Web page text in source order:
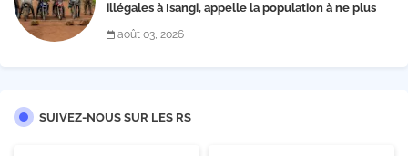
illégales à Isangi, appelle la population à ne plus
août 03, 2026
SUIVEZ-NOUS SUR LES RS